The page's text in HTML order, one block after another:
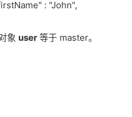
: "John",
象 user 等于 master。